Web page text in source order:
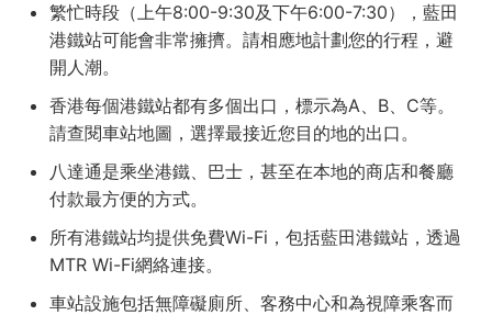
繁忙時段（上午8:00-9:30及下午6:00-7:30），藍田
港鐵站可能會非常擁擠。請相應地計劃您的行程，避
開人潮。
香港每個港鐵站都有多個出口，標示為A、B、C等。
請查閱車站地圖，選擇最接近您目的地的出口。
八達通是乘坐港鐵、巴士，甚至在本地的商店和餐廳
付款最方便的方式。
所有港鐵站均提供免費Wi-Fi，包括藍田港鐵站，透過
MTR Wi-Fi網絡連接。
車站設施包括無障礙廁所、客務中心和為視障乘客而